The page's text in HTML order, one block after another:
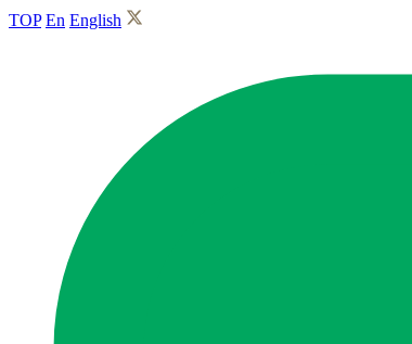
TOP En English